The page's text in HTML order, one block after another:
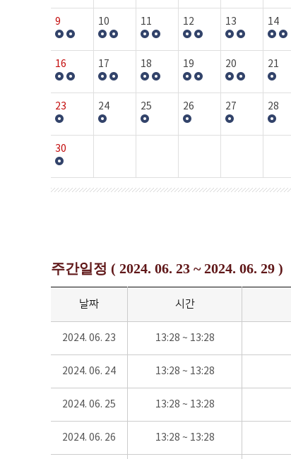
9 10 11 12 13 14
16 17 18 19 20 21
23 24 25 26 27 28
30
주간일정 ( 2024. 06. 23 ~ 2024. 06. 29 )
날짜 시간
2024. 06. 23 13:28 ~ 13:28
2024. 06. 24 13:28 ~ 13:28
2024. 06. 25 13:28 ~ 13:28
2024. 06. 26 13:28 ~ 13:28